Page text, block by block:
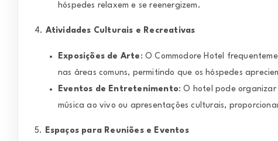
hóspedes relaxem e se reenergizem.
4. Atividades Culturais e Recreativas
Exposições de Arte : O Commodore Hotel
nas áreas comuns, permitindo que os hóspedes
Eventos de Entretenimento: O hotel pode
música ao vivo ou apresentações culturais,
5. Espaços para Reuniões e Eventos